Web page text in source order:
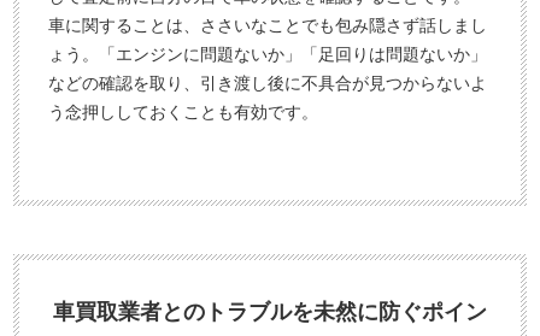
車に関することは、ささいなことでも包み隠さず話しまし
ょう。「エンジンに問題ないか」「足回りは問題ないか」
などの確認を取り、引き渡し後に不具合が見つからないよ
う念押ししておくことも有効です。
車買取業者とのトラブルを未然に防ぐポイン